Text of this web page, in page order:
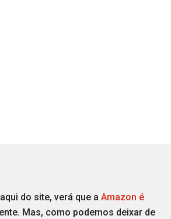
do site, verá que a Amazon é
Mas, como podemos deixar de